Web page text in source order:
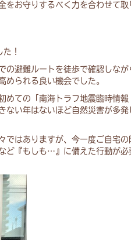
をお守りするべく力を合わせて取
！
の避難ルートを徒歩で確認しなが
められる良い機会でした。
めての「南海トラフ地震臨時情報
ない年はないほど自然災害が多発
ではありますが、今一度ご自宅の
ど『もしも…』に備えた行動が必